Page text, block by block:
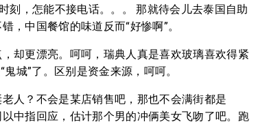
刻，怎能不接电话。。。 那就待会儿去泰国自助
，中国餐馆的味道反而“好惨啊”。
却更漂亮。呵呵，瑞典人真是喜欢玻璃喜欢得紧
城”了。区别是资金来源，呵呵。
人？不会是某店销售吧，那也不会满街都是
中指回应，估计那个男的冲俩美女飞吻了吧。跑